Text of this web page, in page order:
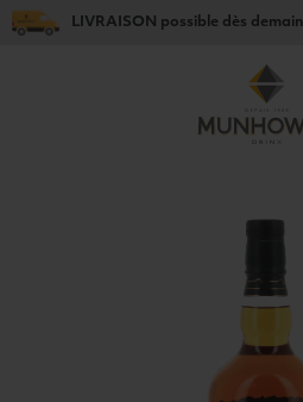
LIVRAISON possible dès demain